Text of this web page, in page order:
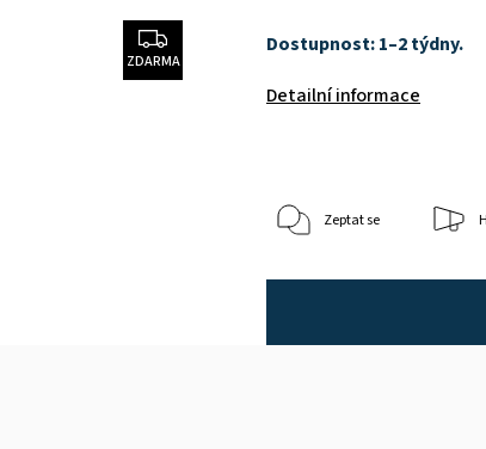
ZDARMA
Dostupnost: 1–2 týdny.
Detailní informace
Zeptat se